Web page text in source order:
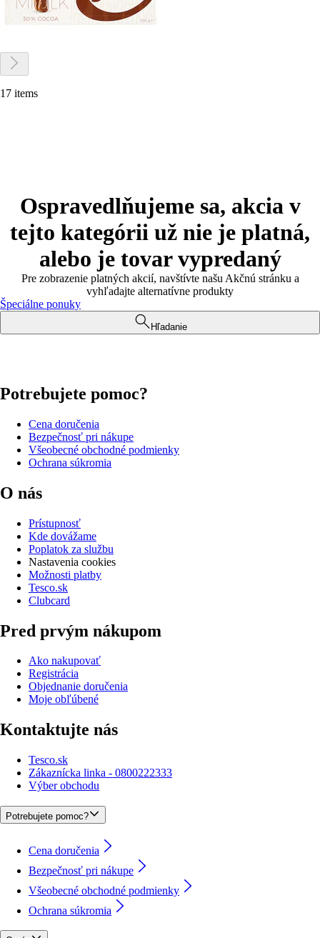
17 items
Ospravedlňujeme sa, akcia v
tejto kategórii už nie je platná,
alebo je tovar vypredaný
Pre zobrazenie platných akcií, navštívte našu Akčnú stránku a
vyhľadajte alternatívne produkty
Špeciálne ponuky
Hľadanie
Potrebujete pomoc?
Cena doručenia
Bezpečnosť pri nákupe
Všeobecné obchodné podmienky
Ochrana súkromia
O nás
Prístupnosť
Kde dovážame
Poplatok za službu
Nastavenia cookies
Možnosti platby
Tesco.sk
Clubcard
Pred prvým nákupom
Ako nakupovať
Registrácia
Objednanie doručenia
Moje obľúbené
Kontaktujte nás
Tesco.sk
Zákaznícka linka - 0800222333
Výber obchodu
Potrebujete pomoc?
Cena doručenia
Bezpečnosť pri nákupe
Všeobecné obchodné podmienky
Ochrana súkromia